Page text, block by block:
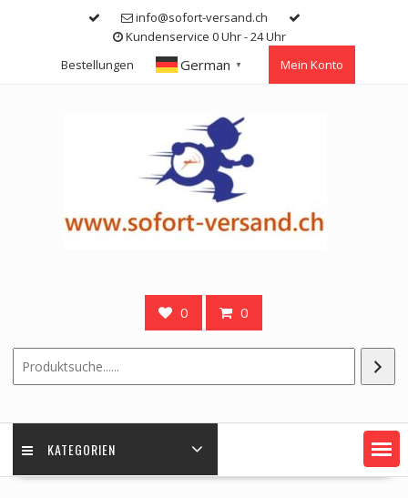
info@sofort-versand.ch
Kundenservice 0 Uhr - 24 Uhr
Bestellungen
German ▼ Mein Konto
0 0
KATEGORIEN